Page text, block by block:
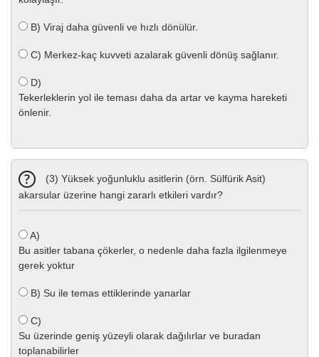
B) Viraj daha güvenli ve hızlı dönülür.
C) Merkez-kaç kuvveti azalarak güvenli dönüş sağlanır.
D)
Tekerleklerin yol ile teması daha da artar ve kayma hareketi
önlenir.
(3) Yüksek yoğunluklu asitlerin (örn. Sülfürik Asit)
akarsular üzerine hangi zararlı etkileri vardır?
A)
Bu asitler tabana çökerler, o nedenle daha fazla ilgilenmeye
gerek yoktur
B) Su ile temas ettiklerinde yanarlar
C)
Su üzerinde geniş yüzeyli olarak dağılırlar ve buradan
toplanabilirler